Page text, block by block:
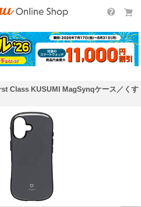
Class KUSUMI MagSynqケース／くす